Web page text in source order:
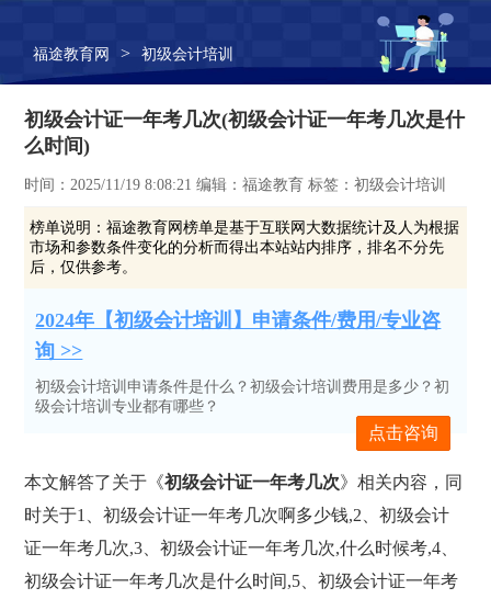
福途教育网 > 初级会计培训
初级会计证一年考几次(初级会计证一年考几次是什
么时间)
时间：2025/11/19 8:08:21 编辑：福途教育 标签：初级会计培训
榜单说明：福途教育网榜单是基于互联网大数据统计及人为根据
市场和参数条件变化的分析而得出本站站内排序，排名不分先
后，仅供参考。
2024年【初级会计培训】申请条件/费用/专业咨
询 >>
初级会计培训申请条件是什么？初级会计培训费用是多少？初
级会计培训专业都有哪些？
点击咨询
本文解答了关于《初级会计证一年考几次》相关内容，同
时关于1、初级会计证一年考几次啊多少钱,2、初级会计
证一年考几次,3、初级会计证一年考几次,什么时候考,4、
初级会计证一年考几次是什么时间,5、初级会计证一年考